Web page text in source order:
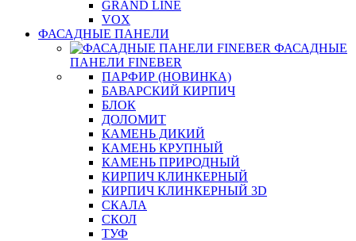
GRAND LINE
VOX
ФАСАДНЫЕ ПАНЕЛИ
ФАСАДНЫЕ
ПАНЕЛИ FINEBER
ПАРФИР (НОВИНКА)
БАВАРСКИЙ КИРПИЧ
БЛОК
ДОЛОМИТ
КАМЕНЬ ДИКИЙ
КАМЕНЬ КРУПНЫЙ
КАМЕНЬ ПРИРОДНЫЙ
КИРПИЧ КЛИНКЕРНЫЙ
КИРПИЧ КЛИНКЕРНЫЙ 3D
СКАЛА
СКОЛ
ТУФ